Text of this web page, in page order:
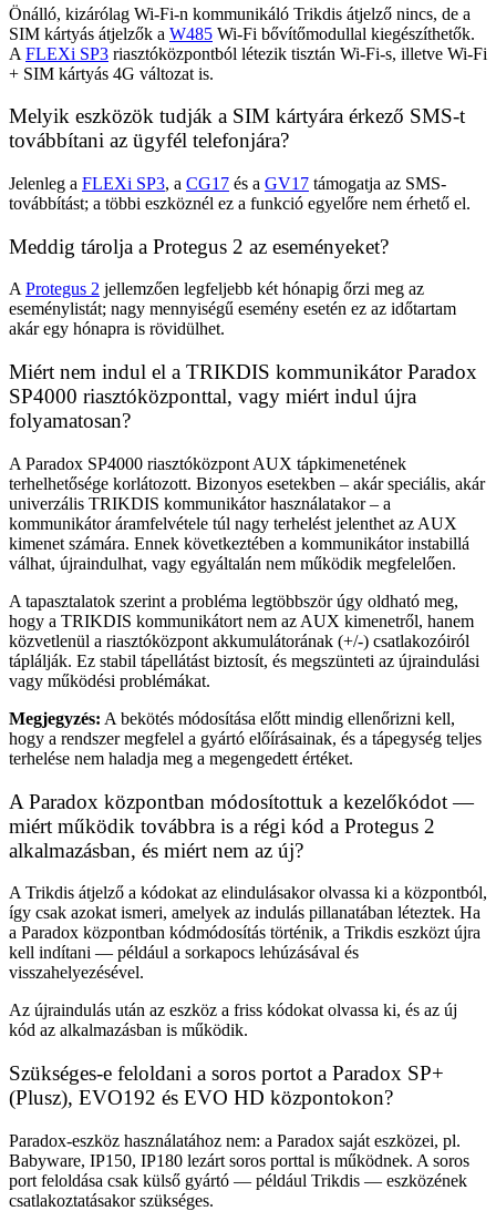
Önálló, kizárólag Wi-Fi-n kommunikáló Trikdis átjelző nincs, de a
SIM kártyás átjelzők a W485 Wi-Fi bővítőmodullal kiegészíthetők.
A FLEXi SP3 riasztóközpontból létezik tisztán Wi-Fi-s, illetve Wi-Fi
+ SIM kártyás 4G változat is.
Melyik eszközök tudják a SIM kártyára érkező SMS-t
továbbítani az ügyfél telefonjára?
Jelenleg a FLEXi SP3, a CG17 és a GV17 támogatja az SMS-
továbbítást; a többi eszköznél ez a funkció egyelőre nem érhető el.
Meddig tárolja a Protegus 2 az eseményeket?
AProtegus 2 jellemzően legfeljebb két hónapig őrzi meg az
eseménylistát; nagy mennyiségű esemény esetén ez az időtartam
akár egy hónapra is rövidülhet.
Miért nem indul el a TRIKDIS kommunikátor Paradox
SP4000 riasztóközponttal, vagy miért indul újra
folyamatosan?
A Paradox SP4000 riasztóközpont AUX tápkimenetének
terhelhetősége korlátozott. Bizonyos esetekben – akár speciális, akár
univerzális TRIKDIS kommunikátor használatakor – a
kommunikátor áramfelvétele túl nagy terhelést jelenthet az AUX
kimenet számára. Ennek következtében a kommunikátor instabillá
válhat, újraindulhat, vagy egyáltalán nem működik megfelelően.
A tapasztalatok szerint a probléma legtöbbször úgy oldható meg,
hogy a TRIKDIS kommunikátort nem az AUX kimenetről, hanem
közvetlenül a riasztóközpont akkumulátorának (+/-) csatlakozóiról
táplálják. Ez stabil tápellátást biztosít, és megszünteti az újraindulási
vagy működési problémákat.
Megjegyzés: A bekötés módosítása előtt mindig ellenőrizni kell,
hogy a rendszer megfelel a gyártó előírásainak, és a tápegység teljes
terhelése nem haladja meg a megengedett értéket.
A Paradox központban módosítottuk a kezelőkódot —
miért működik továbbra is a régi kód a Protegus 2
alkalmazásban, és miért nem az új?
A Trikdis átjelző a kódokat az elindulásakor olvassa ki a központból,
így csak azokat ismeri, amelyek az indulás pillanatában léteztek. Ha
a Paradox központban kódmódosítás történik, a Trikdis eszközt újra
kell indítani — például a sorkapocs lehúzásával és
visszahelyezésével.
Az újraindulás után az eszköz a friss kódokat olvassa ki, és az új
kód az alkalmazásban is működik.
Szükséges-e feloldani a soros portot a Paradox SP+
(Plusz), EVO192 és EVO HD központokon?
Paradox-eszköz használatához nem: a Paradox saját eszközei, pl.
Babyware, IP150, IP180 lezárt soros porttal is működnek. A soros
port feloldása csak külső gyártó — például Trikdis — eszközének
csatlakoztatásakor szükséges.